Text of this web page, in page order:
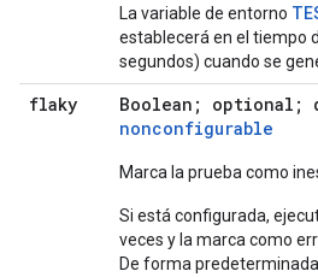
La variable de entorno
establecerá en el tiempo
segundos) cuando se
flaky
Boolean; optional;
nonconfigurable
Marca la prueba como
Si está configurada,
veces y la marca como
De forma